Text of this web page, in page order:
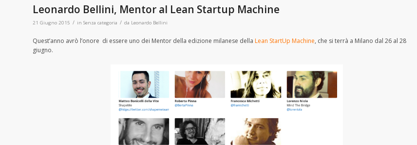
Leonardo Bellini, Mentor al Lean Startup Machine
21 Giugno 2015 / in Senza categoria / da Leonardo Bellini
Quest’anno avrò l’onore di essere uno dei Mentor della edizione milanese della Lean StartUp Machine, che si terrà a Milano dal 26 al 28
giugno.